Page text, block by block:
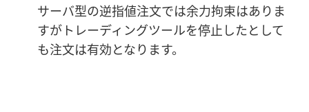
サーバ型の逆指値注文では余力拘束はありま
すがトレーディングツールを停止したとして
も注文は有効となります。